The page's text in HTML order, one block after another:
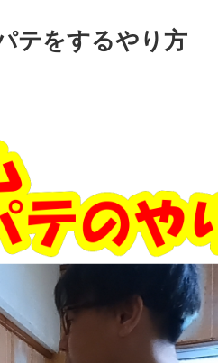
テをするやり方